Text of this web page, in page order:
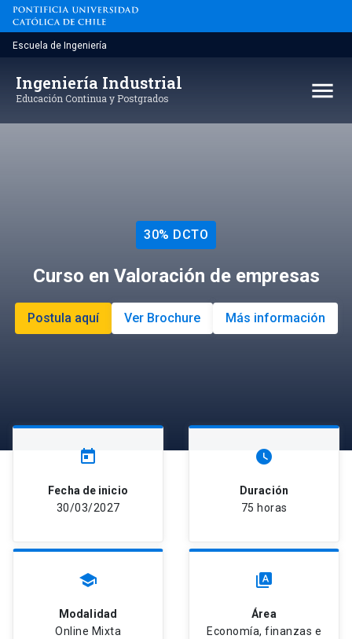
Saltar
contenido
Escuela de Ingeniería
Ingeniería Industrial
Educación Continua y Postgrados menu
30% DCTO
Curso en Valoración de empresas
Postula aquí Ver Brochure Más información
today
Fecha de inicio
30/03/2027
watch_later
Duración
75 horas
school
Modalidad
Online Mixta
type_specimen
Área
Economía, finanzas e